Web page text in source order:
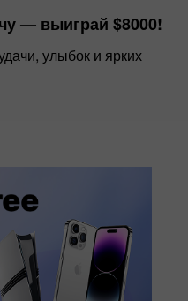
— выиграй $8000!
улыбок и ярких